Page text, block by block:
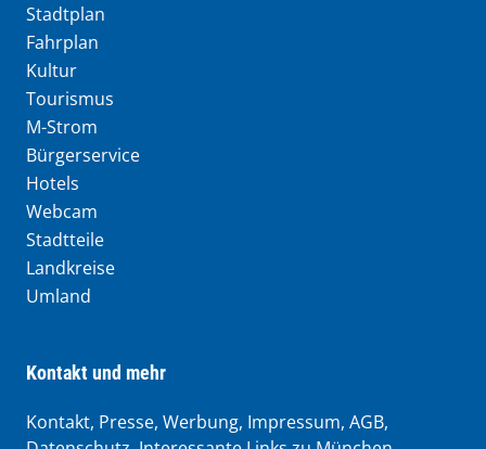
Stadtplan
Fahrplan
Kultur
Tourismus
M-Strom
Bürgerservice
Hotels
Webcam
Stadtteile
Landkreise
Umland
Kontakt und mehr
Kontakt, Presse, Werbung, Impressum, AGB,